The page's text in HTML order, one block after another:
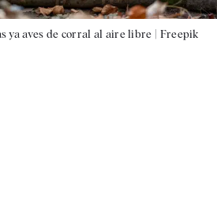
ya aves de corral al aire libre | Freepik